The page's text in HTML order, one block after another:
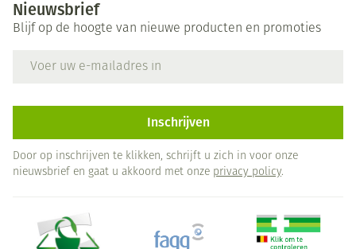
Nieuwsbrief
Blijf op de hoogte van nieuwe producten en promoties
Inschrijven
Door op inschrijven te klikken, schrijft u zich in voor onze
nieuwsbrief en gaat u akkoord met onze privacy policy.